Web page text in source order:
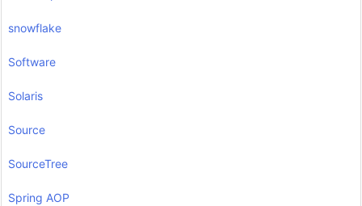
snowflake
Software
Solaris
Source
SourceTree
Spring AOP